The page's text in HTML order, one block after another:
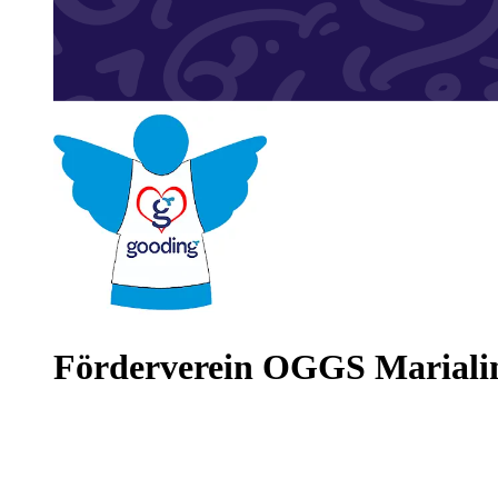
Förderverein OGGS